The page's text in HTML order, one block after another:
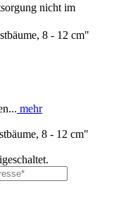
nicht im
8 - 12 cm"
mehr
8 - 12 cm"